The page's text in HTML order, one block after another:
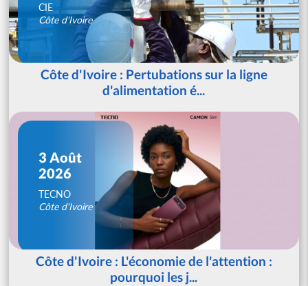
CIE
Côte d'Ivoire
Côte d'Ivoire : Pertubations sur la ligne
d'alimentation é...
3 Août
2026
TECNO
Côte d'Ivoire
Côte d'Ivoire : L'économie de l'attention :
pourquoi les j...